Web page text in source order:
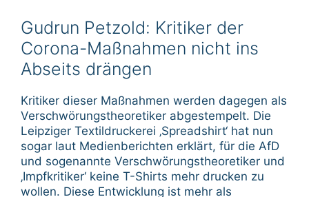
Gudrun Petzold: Kritiker der
Corona-Maßnahmen nicht ins
Abseits drängen
Kritiker dieser Maßnahmen werden dagegen als
Verschwörungstheoretiker abgestempelt. Die
Leipziger Textildruckerei ‚Spreadshirt‘ hat nun
sogar laut Medienberichten erklärt, für die AfD
und sogenannte Verschwörungstheoretiker und
‚Impfkritiker‘ keine T-Shirts mehr drucken zu
wollen. Diese Entwicklung ist mehr als